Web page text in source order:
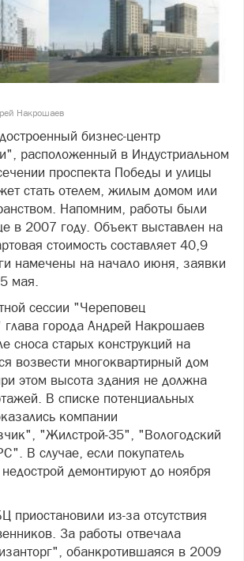
Накрошаев
бизнес-центр
расположенный в Индустриальном
проспекта Победы и улицы
стать отелем, жилым домом или
Напомним, работы были
в 2007 году. Объект выставлен на
стоимость составляет 40,9
намечены на начало июня, заявки
мая.
сессии "Череповец
глава города Андрей Накрошаев
сноса старых конструкций на
возвести многоквартирный дом
этом высота здания не должна
В списке потенциальных
компании
"Жилстрой‑35", "Вологодский
В случае, если покупатель
демонтируют до ноября
приостановили из-за отсутствия
За работы отвечала
обанкротившаяся в 2009